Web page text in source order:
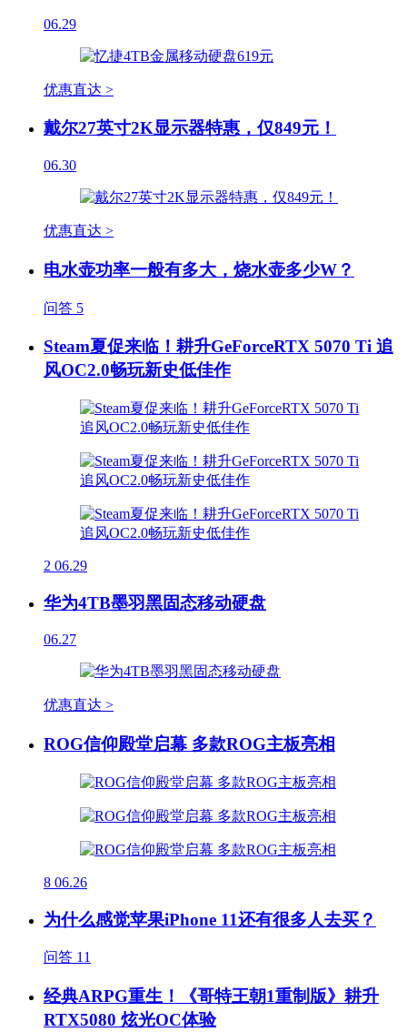
06.29
优惠直达 >
戴尔27英寸2K显示器特惠，仅849元！
06.30
优惠直达 >
电水壶功率一般有多大，烧水壶多少W？
问答 5
Steam夏促来临！耕升GeForceRTX 5070 Ti 追
风OC2.0畅玩新史低佳作
2 06.29
华为4TB墨羽黑固态移动硬盘
06.27
优惠直达 >
ROG信仰殿堂启幕 多款ROG主板亮相
8 06.26
为什么感觉苹果iPhone 11还有很多人去买？
问答 11
经典ARPG重生！《哥特王朝1重制版》耕升
RTX5080 炫光OC体验